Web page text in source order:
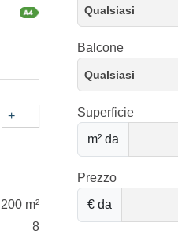
+
200 m²
8
Qualsiasi
Balcone
Qualsiasi
Superficie
m² da
Prezzo
€ da